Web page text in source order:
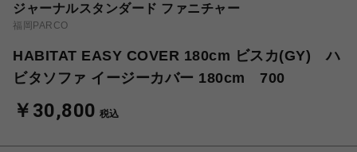
ジャーナルスタンダード ファニチャー
福岡PARCO
HABITAT EASY COVER 180cm ビスカ(GY) ハ
ビタソファ イージーカバー 180cm 700
￥30,800 税込